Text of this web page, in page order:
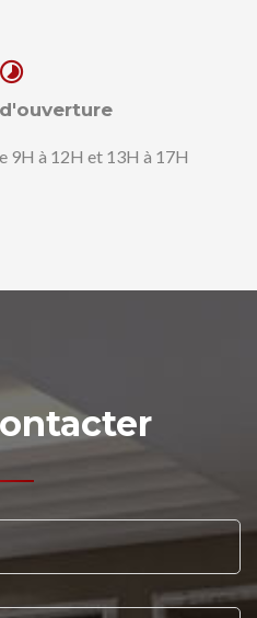
9H à 12H et 13H à 17H